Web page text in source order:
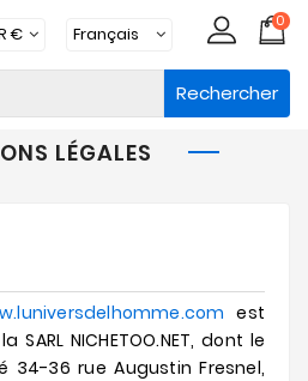
0
Rechercher
LÉGALES
est
NICHETOO.NET, dont le
34-36 rue Augustin Fresnel,